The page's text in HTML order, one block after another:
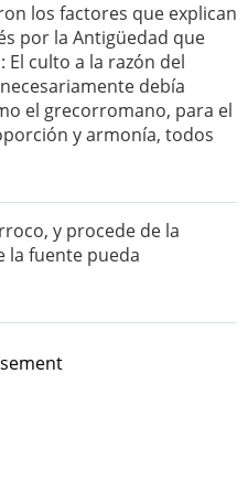
los factores que explican
por la Antigüedad que
El culto a la razón del
debía
el grecorromano, para el
y armonía, todos
y procede de la
la fuente pueda